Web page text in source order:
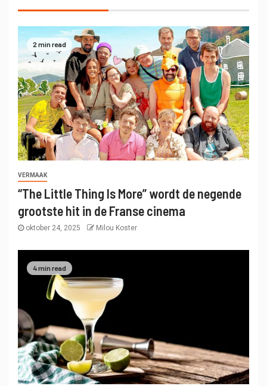
2 min read
VERMAAK
“The Little Thing Is More” wordt de negende
grootste hit in de Franse cinema
oktober 24, 2025 Milou Koster
4 min read